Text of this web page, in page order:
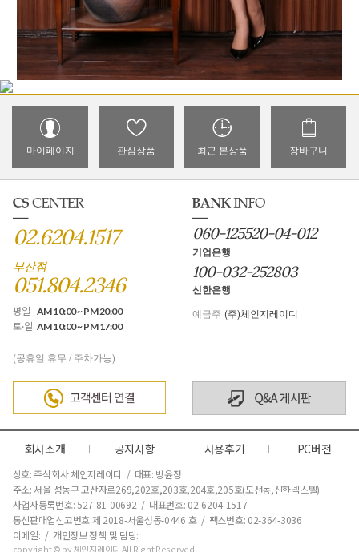
마이페이지 관심상품 최근 본상품 장바구니
02.6204.1517
부산점
051.804.2346
평일 AM 10:00 ~ PM 20:00
토·일 AM 10:00 ~ PM 17:00
(공휴일 휴무 / 주차가능)
060-125520-04-012
기업은행
100-032-252803
신한은행
예금주 (주)체인지레이디
회사소개 공지사항 사용후기 PC버전
상호: 주식회사 체인지레이디 / 대표: 방윤정
주소: 서울 성동구 고산자로269,202호,203호,204호,205호(도선동,신한넥스텔)
사업자등록번호: 527-81-00692 / 대표번호: 02-6204-1517
통신판매업신고번호:제 2018-서울성동-0446 호/ 팩스번호: 02-364-3036
이메일: / 개인정보 정책 및 담당:
copyright © by 체인지레이디 All Right Reserved.